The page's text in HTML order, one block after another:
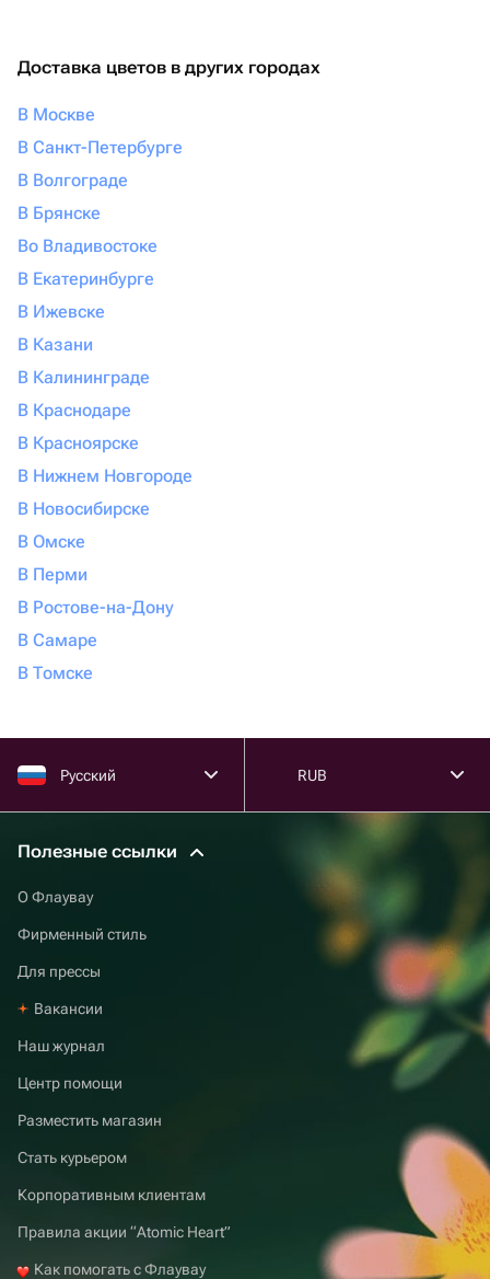
Доставка цветов в других городах
В Москве
В Санкт-Петербурге
В Волгограде
В Брянске
Во Владивостоке
В Екатеринбурге
В Ижевске
В Казани
В Калининграде
В Краснодаре
В Красноярске
В Нижнем Новгороде
В Новосибирске
В Омске
В Перми
В Ростове-на-Дону
В Самаре
В Томске
Русский RUB
Полезные ссылки
О Флаувау
Фирменный стиль
Для прессы
Вакансии
Наш журнал
Центр помощи
Разместить магазин
Стать курьером
Корпоративным клиентам
Правила акции “Atomic Heart”
Как помогать с Флаувау